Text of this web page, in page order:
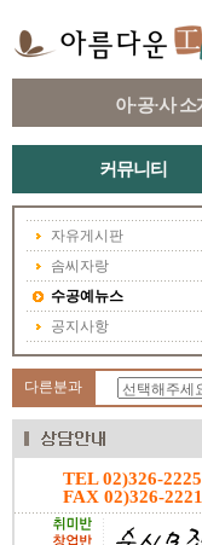
아·공·사 소
커뮤니티
자유게시판
솜씨자랑
수공예뉴스
공지사항
다른분과
TEL 02)326-2225
FAX 02)326-2221